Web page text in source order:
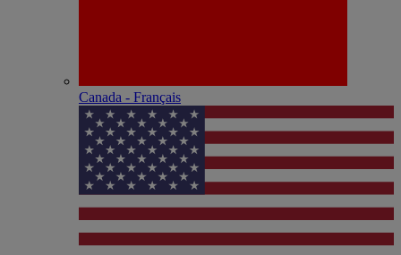
Canada - Français